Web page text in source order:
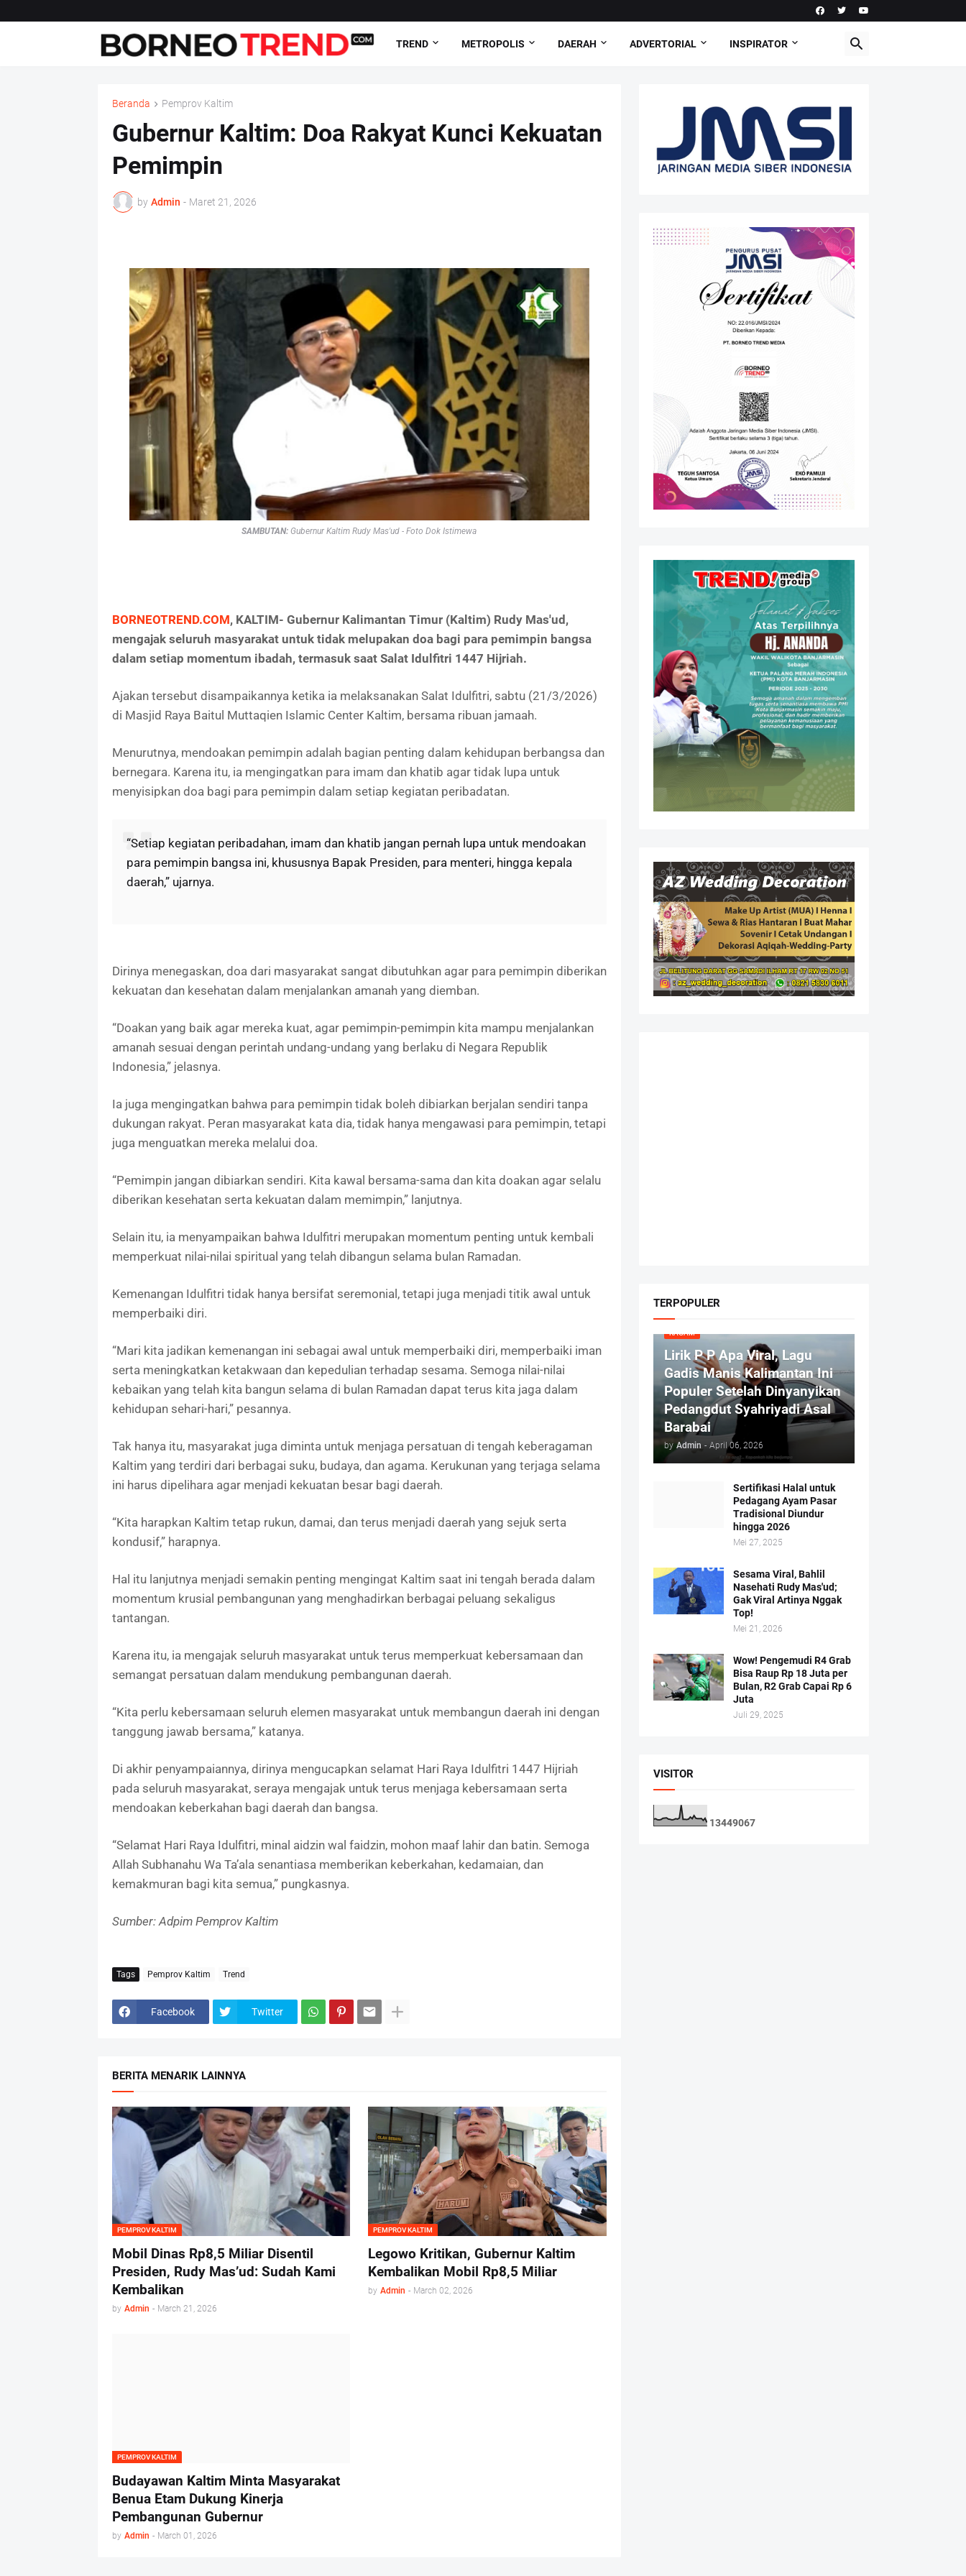
TREND METROPOLIS DAERAH ADVERTORIAL INSPIRATOR
Beranda Pemprov Kaltim
Gubernur Kaltim: Doa Rakyat Kunci Kekuatan
Pemimpin
by Admin - Maret 21, 2026
SAMBUTAN: Gubernur Kaltim Rudy Mas'ud - Foto Dok Istimewa
BORNEOTREND.COM, KALTIM- Gubernur Kalimantan Timur (Kaltim) Rudy Mas'ud,
mengajak seluruh masyarakat untuk tidak melupakan doa bagi para pemimpin bangsa
dalam setiap momentum ibadah, termasuk saat Salat Idulfitri 1447 Hijriah.
Ajakan tersebut disampaikannya ketika ia melaksanakan Salat Idulfitri, sabtu (21/3/2026)
di Masjid Raya Baitul Muttaqien Islamic Center Kaltim, bersama ribuan jamaah.
Menurutnya, mendoakan pemimpin adalah bagian penting dalam kehidupan berbangsa dan
bernegara. Karena itu, ia mengingatkan para imam dan khatib agar tidak lupa untuk
menyisipkan doa bagi para pemimpin dalam setiap kegiatan peribadatan.
“Setiap kegiatan peribadahan, imam dan khatib jangan pernah lupa untuk mendoakan
para pemimpin bangsa ini, khususnya Bapak Presiden, para menteri, hingga kepala
daerah,” ujarnya.
Dirinya menegaskan, doa dari masyarakat sangat dibutuhkan agar para pemimpin diberikan
kekuatan dan kesehatan dalam menjalankan amanah yang diemban.
“Doakan yang baik agar mereka kuat, agar pemimpin-pemimpin kita mampu menjalankan
amanah sesuai dengan perintah undang-undang yang berlaku di Negara Republik
Indonesia,” jelasnya.
Ia juga mengingatkan bahwa para pemimpin tidak boleh dibiarkan berjalan sendiri tanpa
dukungan rakyat. Peran masyarakat kata dia, tidak hanya mengawasi para pemimpin, tetapi
juga menguatkan mereka melalui doa.
“Pemimpin jangan dibiarkan sendiri. Kita kawal bersama-sama dan kita doakan agar selalu
diberikan kesehatan serta kekuatan dalam memimpin,” lanjutnya.
Selain itu, ia menyampaikan bahwa Idulfitri merupakan momentum penting untuk kembali
memperkuat nilai-nilai spiritual yang telah dibangun selama bulan Ramadan.
Kemenangan Idulfitri tidak hanya bersifat seremonial, tetapi juga menjadi titik awal untuk
memperbaiki diri.
“Mari kita jadikan kemenangan ini sebagai awal untuk memperbaiki diri, memperbaiki iman
serta meningkatkan ketakwaan dan kepedulian terhadap sesama. Semoga nilai-nilai
kebaikan yang telah kita bangun selama di bulan Ramadan dapat terus kita jaga dalam
kehidupan sehari-hari,” pesannya.
Tak hanya itu, masyarakat juga diminta untuk menjaga persatuan di tengah keberagaman
Kaltim yang terdiri dari berbagai suku, budaya, dan agama. Kerukunan yang terjaga selama
ini harus dipelihara agar menjadi kekuatan besar bagi daerah.
“Kita harapkan Kaltim tetap rukun, damai, dan terus menjadi daerah yang sejuk serta
kondusif,” harapnya.
Hal itu lanjutnya menjadi semakin penting mengingat Kaltim saat ini tengah berada dalam
momentum krusial pembangunan yang menghadirkan berbagai peluang sekaligus
tantangan.
Karena itu, ia mengajak seluruh masyarakat untuk terus memperkuat kebersamaan dan
semangat persatuan dalam mendukung pembangunan daerah.
“Kita perlu kebersamaan seluruh elemen masyarakat untuk membangun daerah ini dengan
tanggung jawab bersama,” katanya.
Di akhir penyampaiannya, dirinya mengucapkan selamat Hari Raya Idulfitri 1447 Hijriah
pada seluruh masyarakat, seraya mengajak untuk terus menjaga kebersamaan serta
mendoakan keberkahan bagi daerah dan bangsa.
“Selamat Hari Raya Idulfitri, minal aidzin wal faidzin, mohon maaf lahir dan batin. Semoga
Allah Subhanahu Wa Ta’ala senantiasa memberikan keberkahan, kedamaian, dan
kemakmuran bagi kita semua,” pungkasnya.
Sumber: Adpim Pemprov Kaltim
Tags Pemprov Kaltim Trend
Facebook Twitter
BERITA MENARIK LAINNYA
PEMPROV KALTIM
Mobil Dinas Rp8,5 Miliar Disentil
Presiden, Rudy Mas’ud: Sudah Kami
Kembalikan
by Admin - March 21, 2026
PEMPROV KALTIM
Legowo Kritikan, Gubernur Kaltim
Kembalikan Mobil Rp8,5 Miliar
by Admin - March 02, 2026
PEMPROV KALTIM
Budayawan Kaltim Minta Masyarakat
Benua Etam Dukung Kinerja
Pembangunan Gubernur
by Admin - March 01, 2026
TERPOPULER
RAGAM
Lirik P P Apa Viral, Lagu
Gadis Manis Kalimantan Ini
Populer Setelah Dinyanyikan
Pedangdut Syahriyadi Asal
Barabai
by Admin - April 06, 2026
Sertifikasi Halal untuk
Pedagang Ayam Pasar
Tradisional Diundur
hingga 2026
Mei 27, 2025
Sesama Viral, Bahlil
Nasehati Rudy Mas'ud;
Gak Viral Artinya Nggak
Top!
Mei 21, 2026
Wow! Pengemudi R4 Grab
Bisa Raup Rp 18 Juta per
Bulan, R2 Grab Capai Rp 6
Juta
Juli 29, 2025
VISITOR
13449067